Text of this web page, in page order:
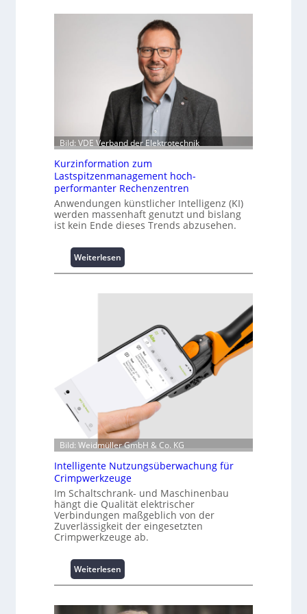
Bild: VDE Verband der Elektrotechnik
Kurzinformation zum
Lastspitzenmanagement hoch-
performanter Rechenzentren
Anwendungen künstlicher Intelligenz (KI)
werden massenhaft genutzt und bislang
ist kein Ende dieses Trends abzusehen.
Weiterlesen
K
r
f
o
t
i
o
n
z
u
m
L
a
s
t
i
z
Bild: Weidmüller GmbH & Co. KG
Intelligente Nutzungsüberwachung für
Crimpwerkzeuge
Im Schaltschrank- und Maschinenbau
hängt die Qualität elektrischer
Verbindungen maßgeblich von der
Zuverlässigkeit der eingesetzten
Crimpwerkzeuge ab.
Weiterlesen
I
t